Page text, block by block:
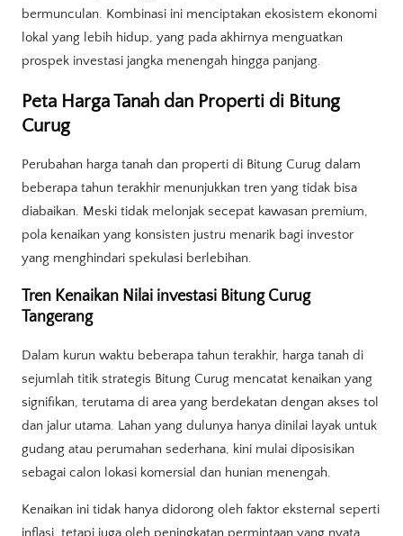
bermunculan. Kombinasi ini menciptakan ekosistem ekonomi
lokal yang lebih hidup, yang pada akhirnya menguatkan
prospek investasi jangka menengah hingga panjang.
Peta Harga Tanah dan Properti di Bitung
Curug
Perubahan harga tanah dan properti di Bitung Curug dalam
beberapa tahun terakhir menunjukkan tren yang tidak bisa
diabaikan. Meski tidak melonjak secepat kawasan premium,
pola kenaikan yang konsisten justru menarik bagi investor
yang menghindari spekulasi berlebihan.
Tren Kenaikan Nilai investasi Bitung Curug
Tangerang
Dalam kurun waktu beberapa tahun terakhir, harga tanah di
sejumlah titik strategis Bitung Curug mencatat kenaikan yang
signifikan, terutama di area yang berdekatan dengan akses tol
dan jalur utama. Lahan yang dulunya hanya dinilai layak untuk
gudang atau perumahan sederhana, kini mulai diposisikan
sebagai calon lokasi komersial dan hunian menengah.
Kenaikan ini tidak hanya didorong oleh faktor eksternal seperti